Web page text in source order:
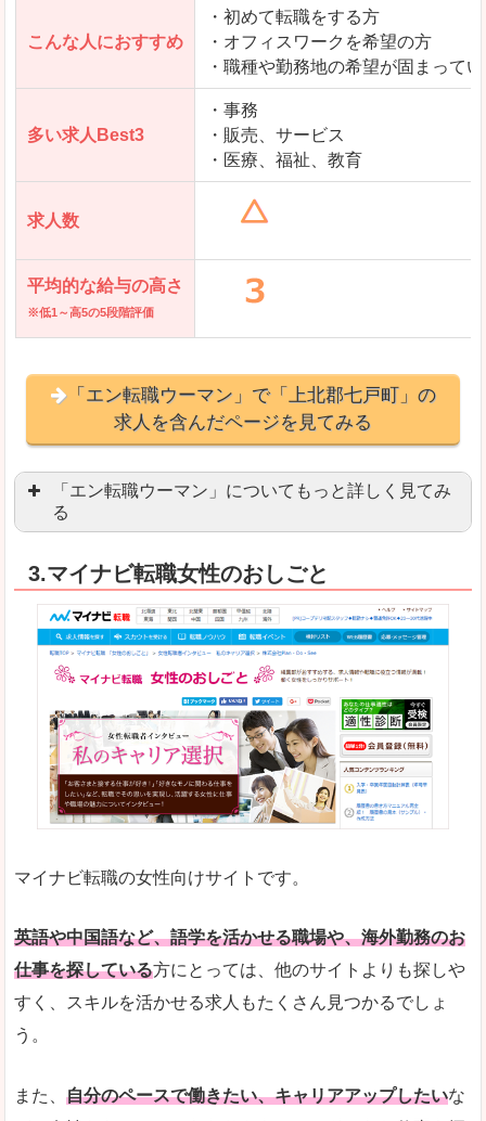
「とらばーゆ」で「上北郡七戸町」の
求人を含んだページを見てみる
こんな人におすすめ
・初めて転職をする方
・オフィスワークを希望の方
・職種や勤務地の希望が固まって
多い求人Best3
・事務
・販売、サービス
・医療、福祉、教育
求人数
平均的な給与の高さ
※低1～高5の5段階評価
「エン転職ウーマン」で「上北郡七戸町」の
求人を含んだページを見てみる
「エン転職ウーマン」についてもっと詳しく見てみ
る
良いところ
職種や勤務地など、すでに次のお仕事がイメージ
転職Q＆Aやノウハウが豊富なうえ、面接サポー
悪いところ
求人の掲載数が少ないです。
TOPページからこだわりや条件などをクイックに
はじめての転職や、転職活動において不安や心配
自分でうまく仕事を探せなくても、会員登録をす
人気度 「エン転職」全体として、会員数がとても多い印
多少検索しづらいのですが、掲載情報はパッと目
3.マイナビ転職女性のおしごと
マイナビ転職の女性向けサイトです。
英語や中国語など、語学を活かせる職場や、海外勤務のお
仕事を探している方にとっては、他のサイトよりも探しや
すく、スキルを活かせる求人もたくさん見つかるでしょ
う。
また、 自分のペースで働きたい、キャリアアップしたいな